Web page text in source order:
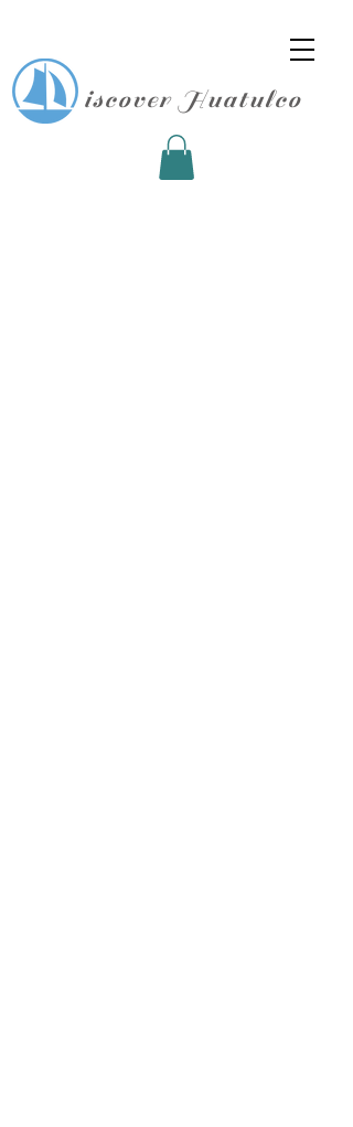
D iscover Huatulco